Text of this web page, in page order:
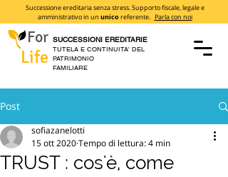
For
Life
SUCCESSIONI EREDITARIE
TUTELA E CONTINUITA' DEL
PATRIMONIO
FAMILIARE
Successione ereditaria senza stress. Supporto fiscale, legale e
amministrativo in un unicoreferente. Parla con noi
Post
TRUST : cos'è, come
sofiazanelotti
15 ott 2020Tempo di lettura: 4 min